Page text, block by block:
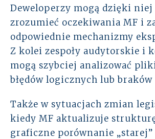
Deweloperzy mogą dzięki niej
zrozumieć oczekiwania MF i
odpowiednie mechanizmy
Z kolei zespoły audytorskie i
mogą szybciej analizować
błędów logicznych lub braków
Także w sytuacjach zmian
kiedy MF aktualizuje strukturę
graficzne porównanie „starej”